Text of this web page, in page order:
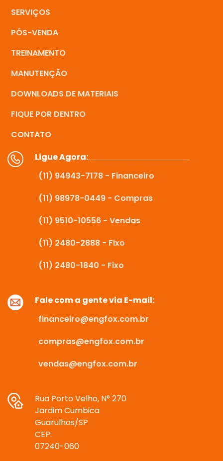
SERVIÇOS
PÓS-VENDA
TREINAMENTO
MANUTENÇÃO
DOWNLOADS DE MATERIAIS
FIQUE POR DENTRO
CONTATO
Ligue Agora:
(11) 94943-7178 - Financeiro
(11) 98978-0449 - Compras
(11) 9510-10556 - Vendas
(11) 2480-2888 - Fixo
(11) 2480-1840 - Fixo
Fale com a gente via E-mail:
financeiro@engfox.com.br
compras@engfox.com.br
vendas@engfox.com.br
Rua Porto Velho, N° 270
Jardim Cumbica
Guarulhos/SP
CEP:
07240-060